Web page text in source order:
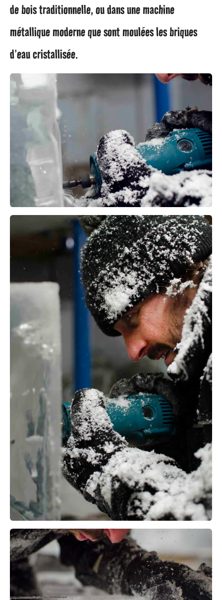
de bois traditionnelle, ou dans une machine
métallique moderne que sont moulées les briques
d’eau cristallisée.